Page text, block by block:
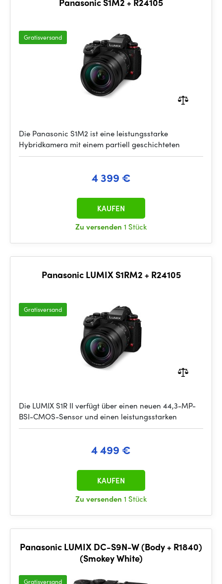
Gratisversand
Die Panasonic S1M2 ist eine leistungsstarke
Hybridkamera mit einem partiell geschichteten
4 399 €
Zu versenden 1 Stück
KAUFEN
Panasonic LUMIX S1RM2 + R24105
Gratisversand
Die LUMIX S1R II verfügt über einen neuen 44,3-MP-
BSI-CMOS-Sensor und einen leistungsstarken
4 499 €
Zu versenden 1 Stück
KAUFEN
Panasonic LUMIX DC-S9N-W (Body + R1840)
(Smokey White)
Gratisversand